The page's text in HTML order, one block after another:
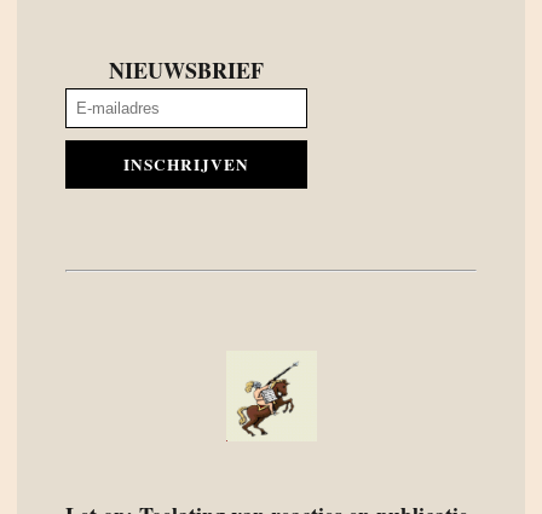
NIEUWSBRIEF
INSCHRIJVEN